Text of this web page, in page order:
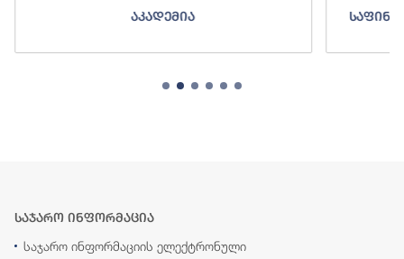
აკადემია
საფინანსო-
საჯარო ინფორმაცია
საჯარო ინფორმაციის ელექტრონული